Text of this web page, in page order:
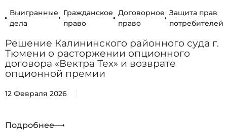
Выигранные
дела
Гражданское
право
Договорное
право
Защита прав
потребителей
Решение Калининского районного суда г.
Тюмени о расторжении опционного
договора «Вектра Тех» и возврате
опционной премии
12 Февраля 2026
Подробнее